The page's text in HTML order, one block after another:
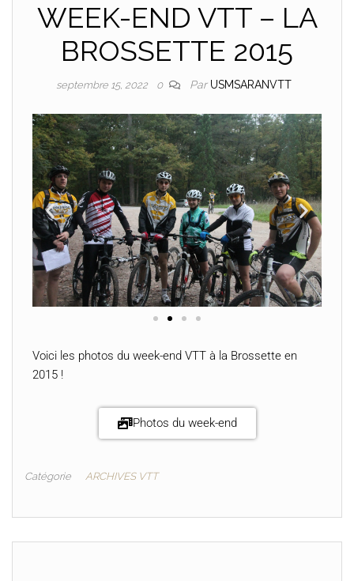
WEEK-END VTT – LA
BROSSETTE 2015
septembre 15, 2022 0 Par USMSARANVTT
Voici les photos du week-end VTT à la Brossette en
2015 !
Photos du week-end
Catégorie ARCHIVES VTT